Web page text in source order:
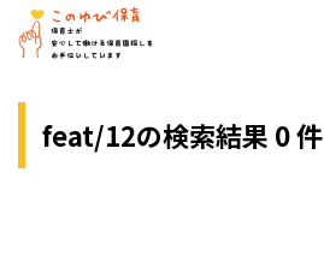
feat/12の検索結果 0 件